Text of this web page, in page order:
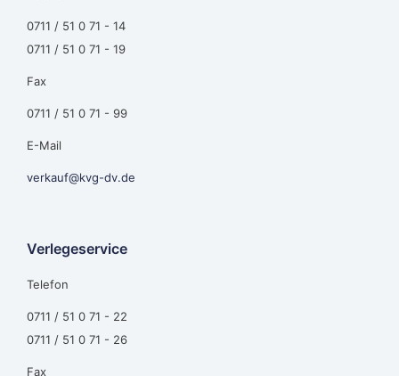
0711 / 51 0 71 - 14
0711 / 51 0 71 - 19
Fax
0711 / 51 0 71 - 99
E-Mail
verkauf@kvg-dv.de
Verlegeservice
Telefon
0711 / 51 0 71 - 22
0711 / 51 0 71 - 26
Fax